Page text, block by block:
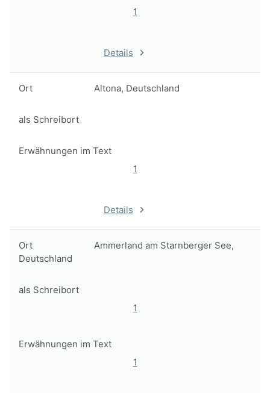
1
Details
Ort Altona, Deutschland
als Schreibort
Erwähnungen im Text
1
Details
Ort
Ammerland am Starnberger See,
Deutschland
als Schreibort
1
Erwähnungen im Text
1